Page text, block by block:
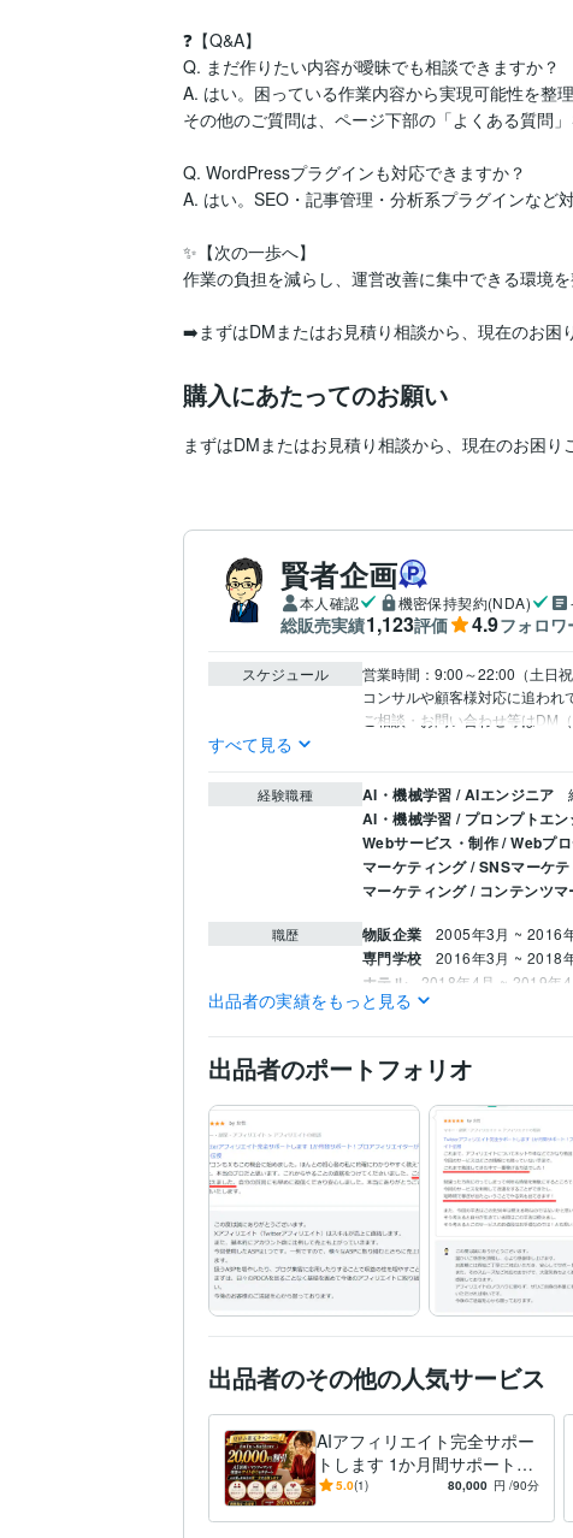
❓【Q&A】
Q. まだ作りたい内容が曖昧でも相談できますか？
A. はい。困っている作業内容から実現可能性を整理
その他のご質問は、ページ下部の「よくある質問」
Q. WordPressプラグインも対応できますか？
A. はい。SEO・記事管理・分析系プラグインなど対
✨【次の一歩へ】
作業の負担を減らし、運営改善に集中できる環境
➡️まずはDMまたはお見積り相談から、現在のお困
購入にあたってのお願い
まずはDMまたはお見積り相談から、現在のお困り
賢者企画
本人確認 機密保持契約(NDA)
総販売実績1,123評価 4.9フォロワ
スケジュール
営業時間：9:00～22:00（土日祝
コンサルや顧客様対応に追われ
ご相談・お問い合わせ等はDM
すべて見る
経験職種 AI・機械学習 / AIエンジニア
AI・機械学習 / プロンプトエ
Webサービス・制作 / Webプ
マーケティング / SNSマーケ
マーケティング / コンテンツ
職歴 物販企業 2005年3月 ~ 2016
専門学校 2016年3月 ~ 2018
ホテル 2018年4月 ~ 2019年4
賢者企画
ース「セレラボ」専属ライター
資格・検定 高等学校教諭免許 取得年 :
Webクリエイター能力認定
インターネット検定（
ITパスポート 取得年 : 2015年
情報処理技術者（基本情報技術
プログラミング言
語・フレームワーク
CSS:15年 HTML:15年
ビジネス・クリエイ WordPress:15年Excel:25年
戦略・ライティング
AIコン
Web制作・HP作成・EC構築
サイトのAI自動化・API連携
HTML/CSSコーディング・
出品者の実績をもっと見る
出品者のポートフォリオ
出品者のその他の人気サービス
AIアフィリエイト完全サポー
トします 1か月間サポート！
プロアフィリエイターがアフ
5.0(1) 80,000 円 /90分